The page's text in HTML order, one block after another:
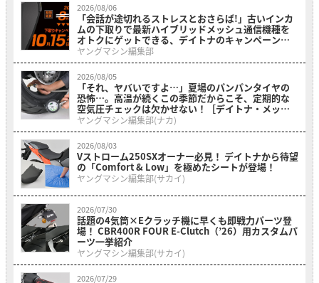
2026/08/06
「会話が途切れるストレスとおさらば!」古いインカ
ムの下取りで最新ハイブリッドメッシュ通信機種を
オトクにゲットできる、デイトナのキャンペーンが
開催中
ヤングマシン編集部
2026/08/05
「それ、ヤバいですよ…」夏場のパンパンタイヤの
恐怖…。高温が続くこの季節だからこそ、定期的な
空気圧チェックは欠かせない！［デイトナ・メッシ
ュホース付きエアゲージ デプスゲージ付き］
ヤングマシン編集部(ナカ)
2026/08/03
Vストローム250SXオーナー必見！ デイトナから待望
の「Comfort & Low」を極めたシートが登場！
ヤングマシン編集部(サカイ)
2026/07/30
話題の4気筒×Eクラッチ機に早くも即戦力パーツ登
場！ CBR400R FOUR E-Clutch（’26）用カスタムパ
ーツ一挙紹介
ヤングマシン編集部(サカイ)
2026/07/29